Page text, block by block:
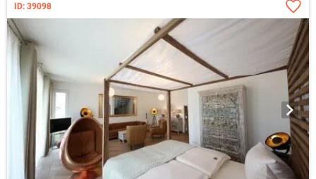
ID: 39098